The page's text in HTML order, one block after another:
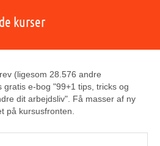
kurser
(ligesom 28.576 andre
e-bog "99+1 tips, tricks og
dit arbejdsliv". Få masser af ny
på kursusfronten.